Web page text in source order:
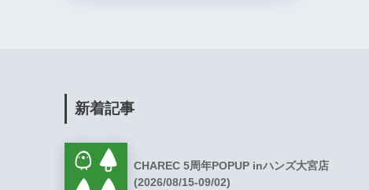
新着記事
CHAREC 5周年POPUP inハンズ大宮店
(2026/08/15-09/02)